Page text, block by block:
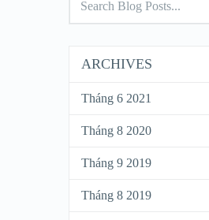
ARCHIVES
Tháng 6 2021
Tháng 8 2020
Tháng 9 2019
Tháng 8 2019